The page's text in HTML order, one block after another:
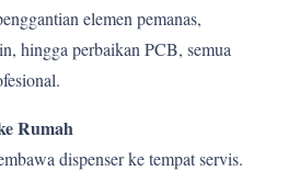
elemen pemanas,
hingga perbaikan PCB, semua
Rumah
dispenser ke tempat servis.